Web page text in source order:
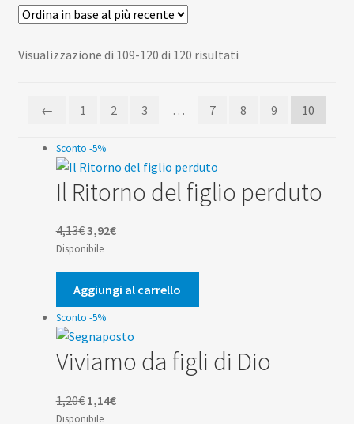
Scuola
Contatti
menu
Visualizzazione di 109-120 di 120 risultatiOrdina
al
← 1 2 3 … 7 8 9 10
Sconto -5%
Il Ritorno del figlio perduto
4,13€Il
prezzo
originale
era:
4,13€.
3,92€Il
attuale
è:
3,92€.
Disponibile
Aggiungi al carrello
Sconto -5%
Viviamo da figli di Dio
1,20€ Il
prezzo
1,14€Il
Disponibile